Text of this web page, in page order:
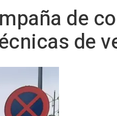
de
de